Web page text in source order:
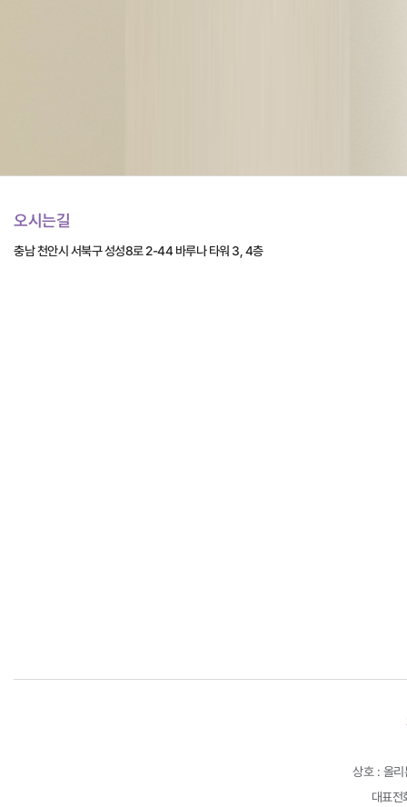
오시는길
충남 천안시 서북구 성성8로 2-44 바루나 타워 3, 4층
상호 : 올리
대표